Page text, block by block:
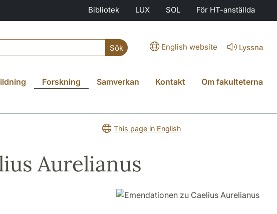
Bibliotek LUX SOL För HT-anställda
Sök English website Lyssna
Forskning Samverkan Kontakt Om fakulteterna
This page in English
Aurelianus